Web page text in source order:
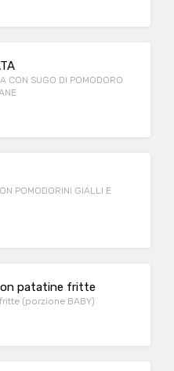
CON SUGO DI POMODORO
POMODORINI GIALLI E
patatine fritte
(porzione BABY)